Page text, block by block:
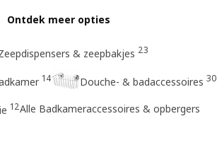
Ontdek meer opties
& zeepbakjes 23
14 Douche- & badaccessoires 30
12Alle Badkameraccessoires & opbergers